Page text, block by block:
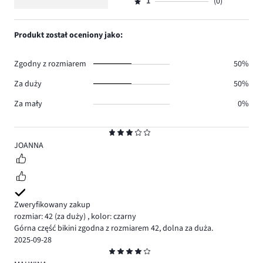
3
JOANNA
Zweryfikowany zakup
rozmiar: 42 (za duży) , kolor: czarny
Górna część bikini zgodna z rozmiarem 42, dolna za duża.
2025-09-28
2,
Ocena
1,
Produkt został oceniony jako:
Zgodny z rozmiarem
50%
Za duży
50%
Za mały
0%